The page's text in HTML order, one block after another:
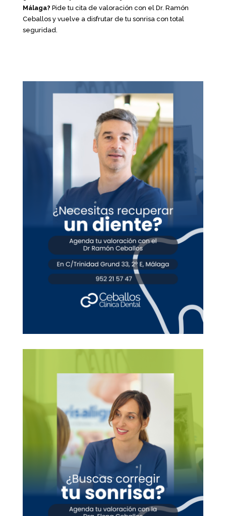
Málaga? Pide tu cita de valoración con el Dr. Ramón
Ceballos y vuelve a disfrutar de tu sonrisa con total
seguridad.